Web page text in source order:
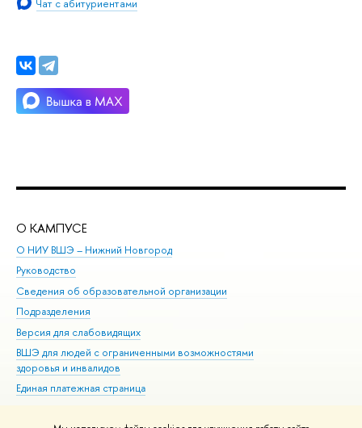
Чат с абитуриентами
О КАМПУСЕ
О НИУ ВШЭ – Нижний Новгород
Руководство
Сведения об образовательной организации
Подразделения
Версия для слабовидящих
ВШЭ для людей с ограниченными возможностями
здоровья и инвалидов
Единая платежная страница